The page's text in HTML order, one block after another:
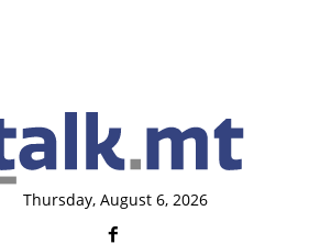
Thursday, August 6, 2026